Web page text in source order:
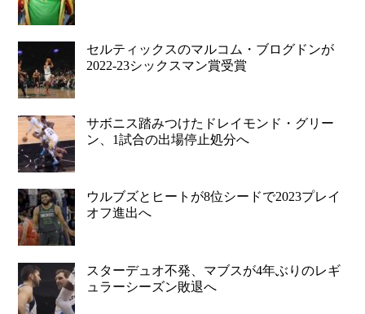
セルティックスのマルコム・ブログドンが
2022-23シックスマン賞受賞
サボニス踏みつけたドレイモンド・グリー
ン、1試合の出場停止処分へ
ウルブズとヒートが8位シードで2023プレイ
オフ進出へ
スターデュオ不発、マブスが4年ぶりのレギ
ュラーシーズン敗退へ